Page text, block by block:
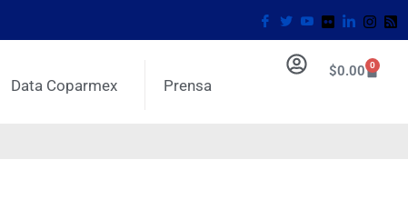
Data Coparmex Prensa
$0.00 0